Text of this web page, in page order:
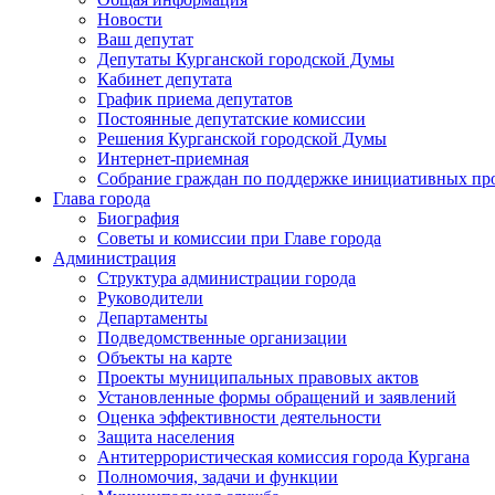
Новости
Ваш депутат
Депутаты Курганской городской Думы
Кабинет депутата
График приема депутатов
Постоянные депутатские комиссии
Решения Курганской городской Думы
Интернет-приемная
Собрание граждан по поддержке инициативных
Глава города
Биография
Советы и комиссии при Главе города
Администрация
Структура администрации города
Руководители
Департаменты
Подведомственные организации
Объекты на карте
Проекты муниципальных правовых актов
Установленные формы обращений и заявлений
Оценка эффективности деятельности
Защита населения
Антитеррористическая комиссия города Кургана
Полномочия, задачи и функции